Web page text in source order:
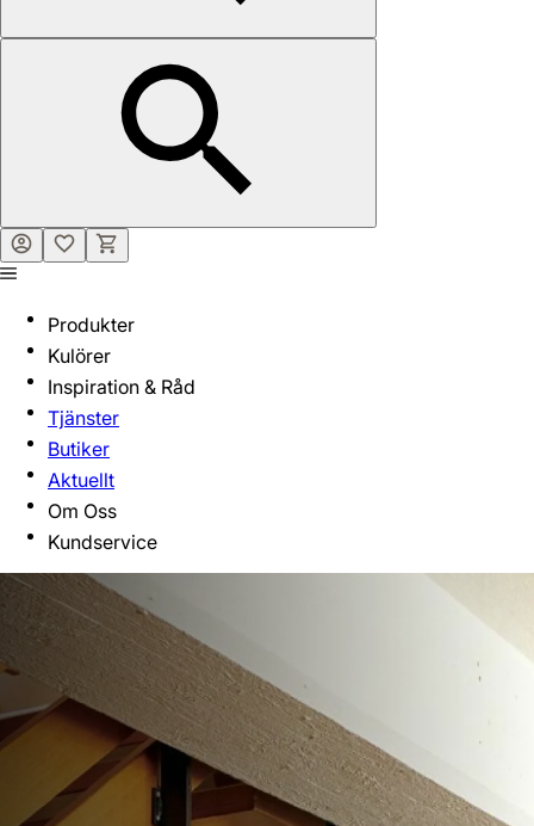
Produkter
Kulörer
Inspiration & Råd
Tjänster
Butiker
Aktuellt
Om Oss
Kundservice